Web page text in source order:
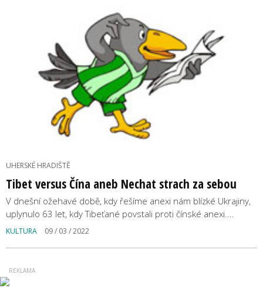
UHERSKÉ HRADIŠTĚ
Tibet versus Čína aneb Nechat strach za sebou
V dnešní ožehavé době, kdy řešíme anexi nám blízké Ukrajiny,
uplynulo 63 let, kdy Tibeťané povstali proti čínské anexi.…
KULTURA 09 / 03 / 2022